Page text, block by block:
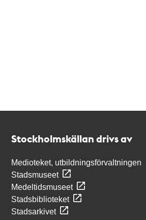
Stockholmskällan drivs av
Medioteket, utbildningsförvaltningen
Stadsmuseet
Medeltidsmuseet
Stadsbiblioteket
Stadsarkivet